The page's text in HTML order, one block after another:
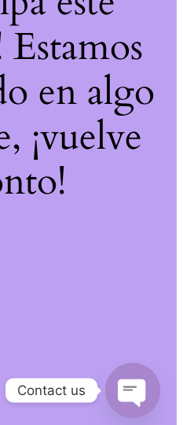
Estamos
en algo
¡vuelve
Contact us